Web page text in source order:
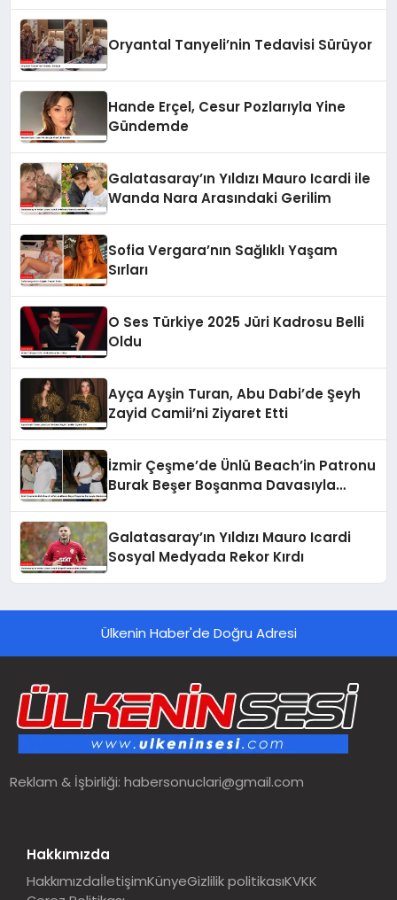
Oryantal Tanyeli’nin Tedavisi Sürüyor
Hande Erçel, Cesur Pozlarıyla Yine
Gündemde
Galatasaray’ın Yıldızı Mauro Icardi ile
Wanda Nara Arasındaki Gerilim
Sofia Vergara’nın Sağlıklı Yaşam
Sırları
O Ses Türkiye 2025 Jüri Kadrosu Belli
Oldu
Ayça Ayşin Turan, Abu Dabi’de Şeyh
Zayid Camii’ni Ziyaret Etti
İzmir Çeşme’de Ünlü Beach’in Patronu
Burak Beşer Boşanma Davasıyla
Galatasaray’ın Yıldızı Mauro Icardi
Sosyal Medyada Rekor Kırdı
Ülkenin Haber'de Doğru Adresi
Reklam & İşbirliği:habersonuclari@gmail.com
Hakkımızda
HakkımızdaİletişimKünyeGizlilik politikasıKVKK